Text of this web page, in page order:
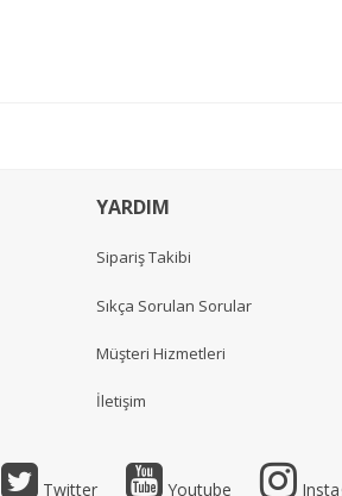
YARDIM
Sipariş Takibi
Sıkça Sorulan Sorular
Müşteri Hizmetleri
İletişim
Twitter Youtube